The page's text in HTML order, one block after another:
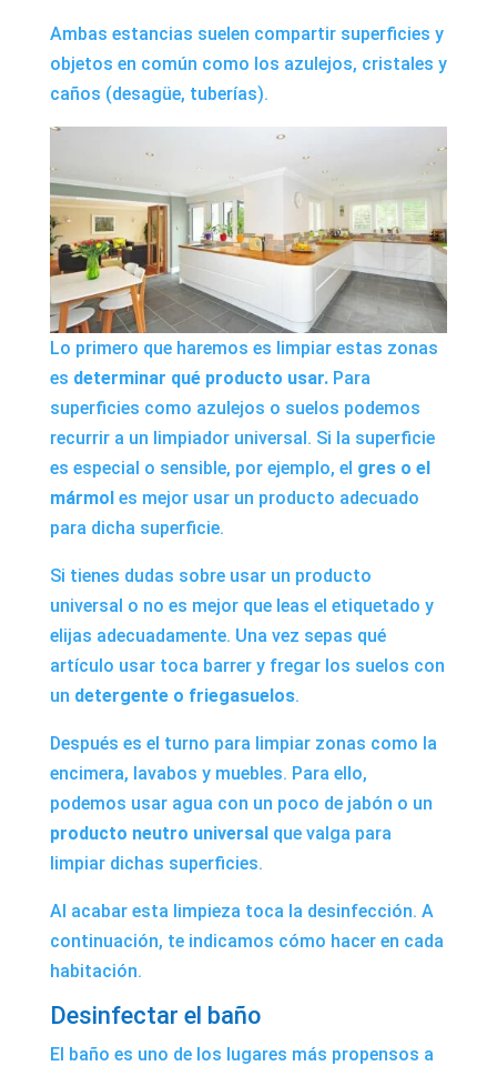
Ambas estancias suelen compartir superficies y
objetos en común como los azulejos, cristales y
caños (desagüe, tuberías).
Lo primero que haremos es limpiar estas zonas
es determinar qué producto usar.Para
superficies como azulejos o suelos podemos
recurrir a un limpiador universal . Si la superficie
es especial o sensible, por ejemplo, el gres o el
mármol es mejor usar un producto adecuado
para dicha superficie.
Si tienes dudas sobre usar un producto
universal o no es mejor que leas el etiquetado y
elijas adecuadamente. Una vez sepas qué
artículo usar toca barrer y fregar los suelos con
un detergente o friegasuelos.
Después es el turno para limpiar zonas como la
encimera, lavabos y muebles. Para ello,
podemos usar agua con un poco de jabón o un
producto neutro universal que valga para
limpiar dichas superficies.
Al acabar esta limpieza toca la desinfección. A
continuación, te indicamos cómo hacer en cada
habitación.
Desinfectar el baño
El baño es uno de los lugares más propensos a